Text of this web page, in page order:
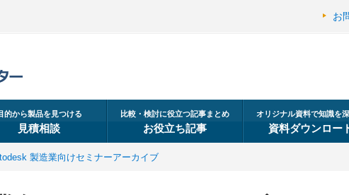
お
的から製品を見つける
見積相談
比較・検討に役立つ記事まとめ
お役立ち記事
オリジナル資料で知識を
資料ダウンロー
製造業向けセミナーアーカイブ